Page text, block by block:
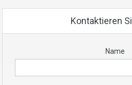
Kontaktieren
Name